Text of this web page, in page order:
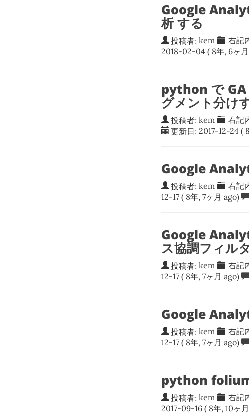
Google
析 する
投稿者: kem 右記
2018-02-04 ( 8年, 6ヶ
python で GA
グメント分け
投稿者: kem 右記
更新日: 2017-12-24 (
Google
投稿者: kem 右記
12-17 ( 8年, 7ヶ月 ago)
Google
ス協調フィル
投稿者: kem 右記
12-17 ( 8年, 7ヶ月 ago)
Google
投稿者: kem 右記
12-17 ( 8年, 7ヶ月 ago)
python folium
投稿者: kem 右記
2017-09-16 ( 8年, 10ヶ